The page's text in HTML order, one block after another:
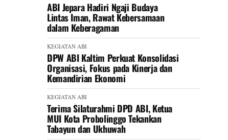
ABI Jepara Hadiri Ngaji Budaya
Lintas Iman, Rawat Kebersamaan
dalam Keberagaman
KEGIATAN ABI
DPW ABI Kaltim Perkuat Konsolidasi
Organisasi, Fokus pada Kinerja dan
Kemandirian Ekonomi
KEGIATAN ABI
Terima Silaturahmi DPD ABI, Ketua
MUI Kota Probolinggo Tekankan
Tabayun dan Ukhuwah